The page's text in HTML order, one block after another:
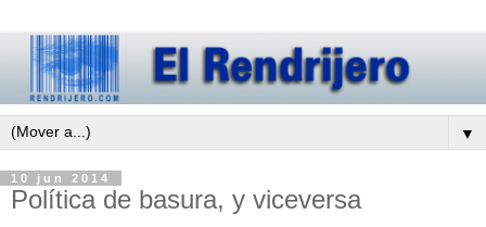
▼
10 jun 2014
Política de basura, y viceversa